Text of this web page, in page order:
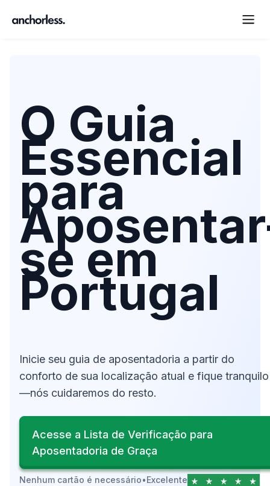
O Guia
Essencial
para
se em
Portugal
Inicie seu guia de aposentadoria a partir do
conforto de sua localização atual e fique tranquilo
—nós cuidaremos do resto.
Acesse a Lista de Verificação para
Aposentadoria de Graça
Nenhum cartão é necessário•Excelente